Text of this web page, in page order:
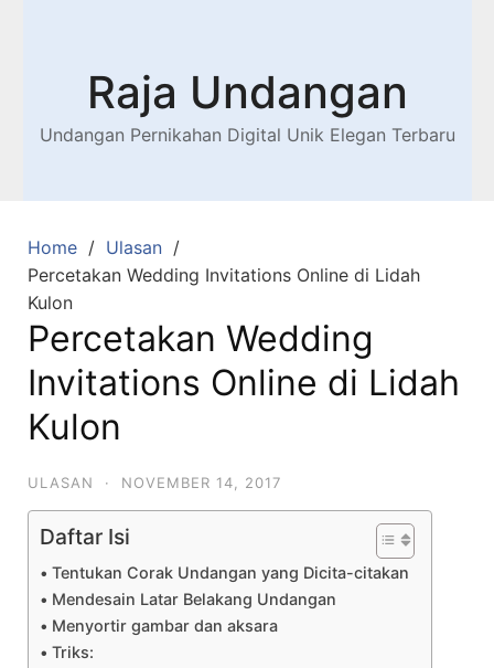
Raja Undangan
Undangan Pernikahan Digital Unik Elegan Terbaru
Home
Ulasan
Percetakan Wedding Invitations Online di Lidah
Kulon
Percetakan Wedding
Invitations Online di Lidah
Kulon
ULASAN · NOVEMBER 14, 2017
Daftar Isi
Tentukan Corak Undangan yang Dicita-citakan
Mendesain Latar Belakang Undangan
Menyortir gambar dan aksara
Triks: